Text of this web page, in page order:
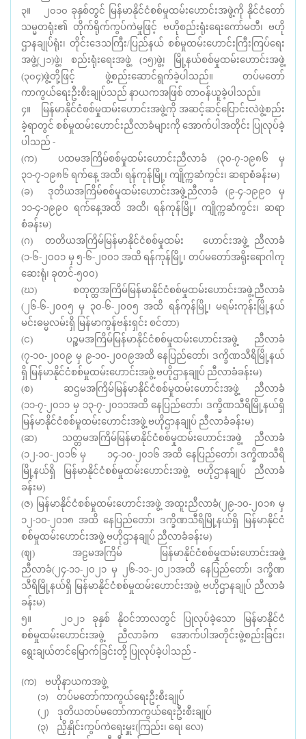
၃။ ၂၀၁၀ ခုနှစ်တွင် မြန်မာနိုင်ငံစစ်မှုထမ်းဟောင်းအဖွဲ့ကို နိုင်ငံတော်
သမ္မတရုံး၏ တိုက်ရိုက်ကွပ်ကဲမှုဖြင့် ဗဟိုစည်းရုံးရေးကော်မတီ၊ ဗဟို
ဌာနချုပ်ရုံး၊ တိုင်းဒေသကြီး/ပြည်နယ် စစ်မှုထမ်းဟောင်းကြီးကြပ်ရေး
အဖွဲ့(၂၁)ဖွဲ့၊ စည်းရုံးရေးအဖွဲ့ (၁၅)ဖွဲ့၊ မြို့နယ်စစ်မှုထမ်းဟောင်းအဖွဲ့
(၃၀၄)ဖွဲ့တို့ဖြင့် ဖွဲ့စည်းဆောင်ရွက်ခဲ့ပါသည်။ တပ်မတော်
ကာကွယ်ရေးဦးစီးချုပ်သည် နာယကအဖြစ် တာ၀န်ယူခဲ့ပါသည်။
၄။ မြန်မာနိုင်ငံစစ်မှုထမ်းဟောင်းအဖွဲ့ကို အဆင့်ဆင့်ပြောင်းလဲဖွဲ့စည်း
ခဲ့ရာတွင် စစ်မှုထမ်းဟောင်းညီလာခံများကို အောက်ပါအတိုင်း ပြုလုပ်ခဲ့
ပါသည် -
(က) ပထမအကြိမ်စစ်မှုထမ်းဟောင်းညီလာခံ (၃၀-၇-၁၉၈၆ မှ
၃၁-၇-၁၉၈၆ ရက်နေ့ အထိ၊ ရန်ကုန်မြို့၊ ကျိုက္ကဆံကွင်း၊ ဆရာစံခန်းမ)
(ခ) ဒုတိယအကြိမ်စစ်မှုထမ်းဟောင်းအဖွဲ့ညီလာခံ (၉-၄-၁၉၉၀ မှ
၁၁-၄-၁၉၉၀ ရက်နေ့အထိ အထိ၊ ရန်ကုန်မြို့၊ ကျိုက္ကဆံကွင်း၊ ဆရာ
စံခန်းမ)
(ဂ) တတိယအကြိမ်မြန်မာနိုင်ငံစစ်မှုထမ်း ဟောင်းအဖွဲ့ ညီလာခံ
(၁-၆-၂၀၀၁ မှ ၅-၆-၂၀၀၁ အထိ ရန်ကုန်မြို့၊ တပ်မတော်အရိုးရောဂါကု
ဆေးရုံ၊ ခုတင်-၅၀၀)
(ဃ) စတုတ္ထအကြိမ်မြန်မာနိုင်ငံစစ်မှုထမ်းဟောင်းအဖွဲ့ညီလာခံ
(၂၆-၆-၂၀၀၅ မှ ၃၀-၆-၂၀၀၅ အထိ ရန်ကုန်မြို့၊ မရမ်းကုန်းမြို့နယ်
မင်းဓမ္မလမ်းရှိ မြန်မာကွန်ဗန်းရှင်း စင်တာ)
(င) ပဉ္စမအကြိမ်မြန်မာနိုင်ငံစစ်မှုထမ်းဟောင်းအဖွဲ့ ညီလာခံ
(၇-၁၀-၂၀၀၉ မှ ၉-၁၀-၂၀၀၉အထိ နေပြည်တော်၊ ဒက္ခိဏသီရိမြို့နယ်
ရှိ မြန်မာနိုင်ငံစစ်မှုထမ်းဟောင်းအဖွဲ့ ဗဟိုဌာနချုပ် ညီလာခံခန်းမ)
(စ) ဆဌမအကြိမ်မြန်မာနိုင်ငံစစ်မှုထမ်းဟောင်းအဖွဲ့ ညီလာခံ
(၁၁-၇-၂၀၁၁ မှ ၁၃-၇-၂၀၁၁အထိ နေပြည်တော်၊ ဒက္ခိဏသီရိမြို့နယ်ရှိ
မြန်မာနိုင်ငံစစ်မှုထမ်းဟောင်းအဖွဲ့ ဗဟိုဌာနချုပ် ညီလာခံခန်းမ)
(ဆ) သတ္တမအကြိမ်မြန်မာနိုင်ငံစစ်မှုထမ်းဟောင်းအဖွဲ့ ညီလာခံ
(၁၂-၁၀-၂၀၁၆ မှ ၁၄-၁၀-၂၀၁၆ အထိ နေပြည်တော်၊ ဒက္ခိဏသီရိ
မြို့နယ်ရှိ မြန်မာနိုင်ငံစစ်မှုထမ်းဟောင်းအဖွဲ့ ဗဟိုဌာနချုပ် ညီလာခံ
ခန်းမ)
(ဇ) မြန်မာနိုင်ငံစစ်မှုထမ်းဟောင်းအဖွဲ့ အထူးညီလာခံ(၂၉-၁၀-၂၀၁၈ မှ
၁၂-၁၀-၂၀၁၈ အထိ နေပြည်တော်၊ ဒက္ခိဏသီရိမြို့နယ်ရှိ မြန်မာနိုင်ငံ
စစ်မှုထမ်းဟောင်းအဖွဲ့ ဗဟိုဌာနချုပ် ညီလာခံခန်းမ)
(ဈ) အဠမအကြိမ် မြန်မာနိုင်ငံစစ်မှုထမ်းဟောင်းအဖွဲ့
ညီလာခံ(၂၄-၁၁-၂၀၂၁ မှ ၂၆-၁၁-၂၀၂၁အထိ နေပြည်တော်၊ ဒက္ခိဏ
သီရိမြို့နယ်ရှိ မြန်မာနိုင်ငံစစ်မှုထမ်းဟောင်းအဖွဲ့ ဗဟိုဌာနချုပ် ညီလာခံ
ခန်းမ)
၅။ ၂၀၂၁ ခုနှစ် နိုဝင်ဘာလတွင် ပြုလုပ်ခဲ့သော မြန်မာနိုင်ငံ
စစ်မှုထမ်းဟောင်းအဖွဲ့ ညီလာခံက အောက်ပါအတိုင်းဖွဲ့စည်းခြင်း၊
ရွေးချယ်တင်မြောက်ခြင်းတို့ ပြုလုပ်ခဲ့ပါသည် -
(က) ဗဟိုနာယကအဖွဲ့
(၁) တပ်မတော်ကာကွယ်ရေးဦးစီးချုပ်
(၂) ဒုတိယတပ်မတော်ကာကွယ်ရေးဦးစီးချုပ်
(၃) ညှိနှိုင်းကွပ်ကဲရေးမှူး(ကြည်း၊ ရေ၊ လေ)